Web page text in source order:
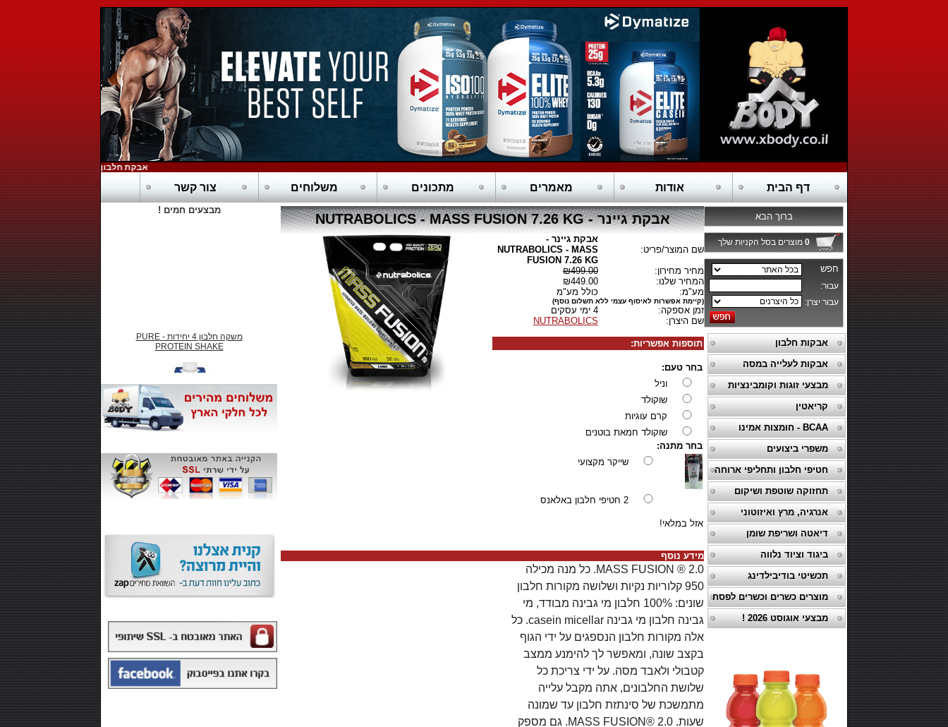
אבקת חלבון כשרה בדץ - POWERTECH-PURE WHEY HD
דף הבית אודות מאמרים מתכונים משלוחים צור קשר
ברוך הבא
0 מוצרים בסל הקניות שלך
אבקות חלבון
אבקות לעלייה במסה
מבצעי זוגות וקומבינציות
קריאטין
BCAA - חומצות אמינו
משפרי ביצועים
חטיפי חלבון ותחליפי ארוחה
תחזוקה שוטפת ושיקום
אנרגיה, מרץ ואיזוטוני
דיאטה ושריפת שומן
ביגוד וציוד נלווה
תכשיטי בודיבילדינג
מוצרים כשרים וכשרים לפסח
מבצעי אוגוסט 2026 !
אבקת גיינר - NUTRABOLICS - MASS FUSION 7.26 KG
שם המוצר/פריט:
אבקת גיינר -
NUTRABOLICS - MASS
FUSION 7.26 KG
מחיר מחירון:
₪499.00
המחיר שלנו:
₪449.00
מע"מ:
כולל מע"מ
(קיימת אפשרות לאיסוף עצמי ללא תשלום נוסף)
זמן אספקה:
4 ימי עסקים
שם היצרן:
NUTRABOLICS
תוספות אפשריות:
בחר טעם:
וניל
שוקולד
קרם עוגיות
שוקולד חמאת בוטנים
בחר מתנה:
שייקר מקצועי
2 חטיפי חלבון באלאנס
אזל במלאי!
מידע נוסף
מבצעים חמים !
PROTEIN SHAKE
חטיף חלבון ,10 יחידות - SMARTE
CARB